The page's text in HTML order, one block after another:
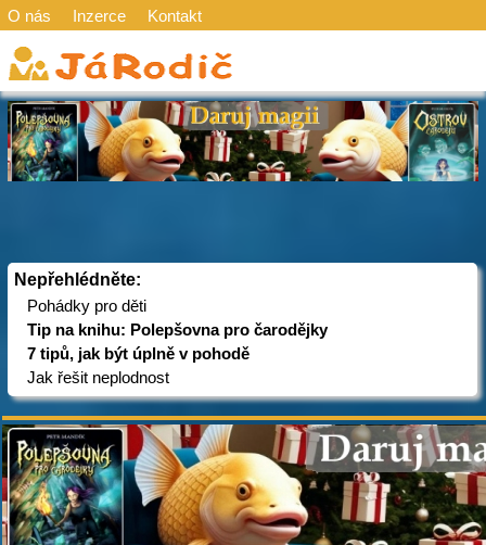
O nás Inzerce Kontakt
Nepřehlédněte:
Pohádky pro děti
Tip na knihu: Polepšovna pro čarodějky
7 tipů, jak být úplně v pohodě
Jak řešit neplodnost